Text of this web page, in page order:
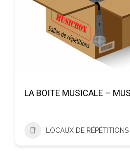
LA BOITE MUSICALE –
LOCAUX DE